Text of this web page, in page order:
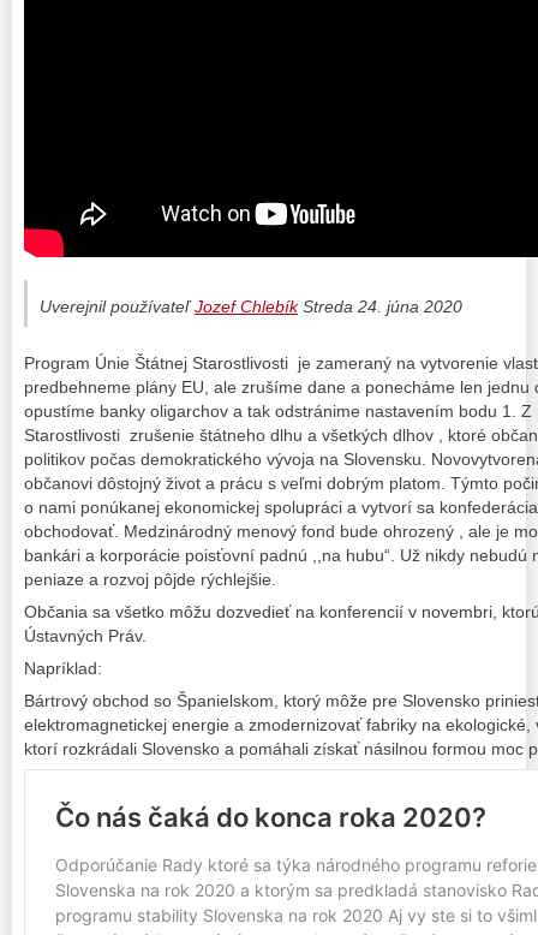
Uverejnil používateľJozef ChlebíkStreda 24. júna 2020
Program Únie Štátnej Starostlivosti je zameraný na vytvorenie
predbehneme plány EU, ale zrušíme dane a ponecháme len jednu
opustíme banky oligarchov a tak odstránime nastavením bodu 1.
Starostlivosti zrušenie štátneho dlhu a všetkých dlhov , ktoré
politikov počas demokratického vývoja na Slovensku.
občanovi dôstojný život a prácu s veľmi dobrým platom. Týmto
o nami ponúkanej ekonomickej spolupráci a vytvorí sa
obchodovať. Medzinárodný menový fond bude ohrozený , ale je
bankári a korporácie poisťovní padnú ,,na hubu“. Už nikdy nebudú
peniaze a rozvoj pôjde rýchlejšie.
Občania sa všetko môžu dozvedieť na konferencií v novembri,
Ústavných Práv.
Napríklad:
Bártrový obchod so Španielskom, ktorý môže pre Slovensko
elektromagnetickej energie a zmodernizovať fabriky na
ktorí rozkrádali Slovensko a pomáhali získať násilnou formou moc